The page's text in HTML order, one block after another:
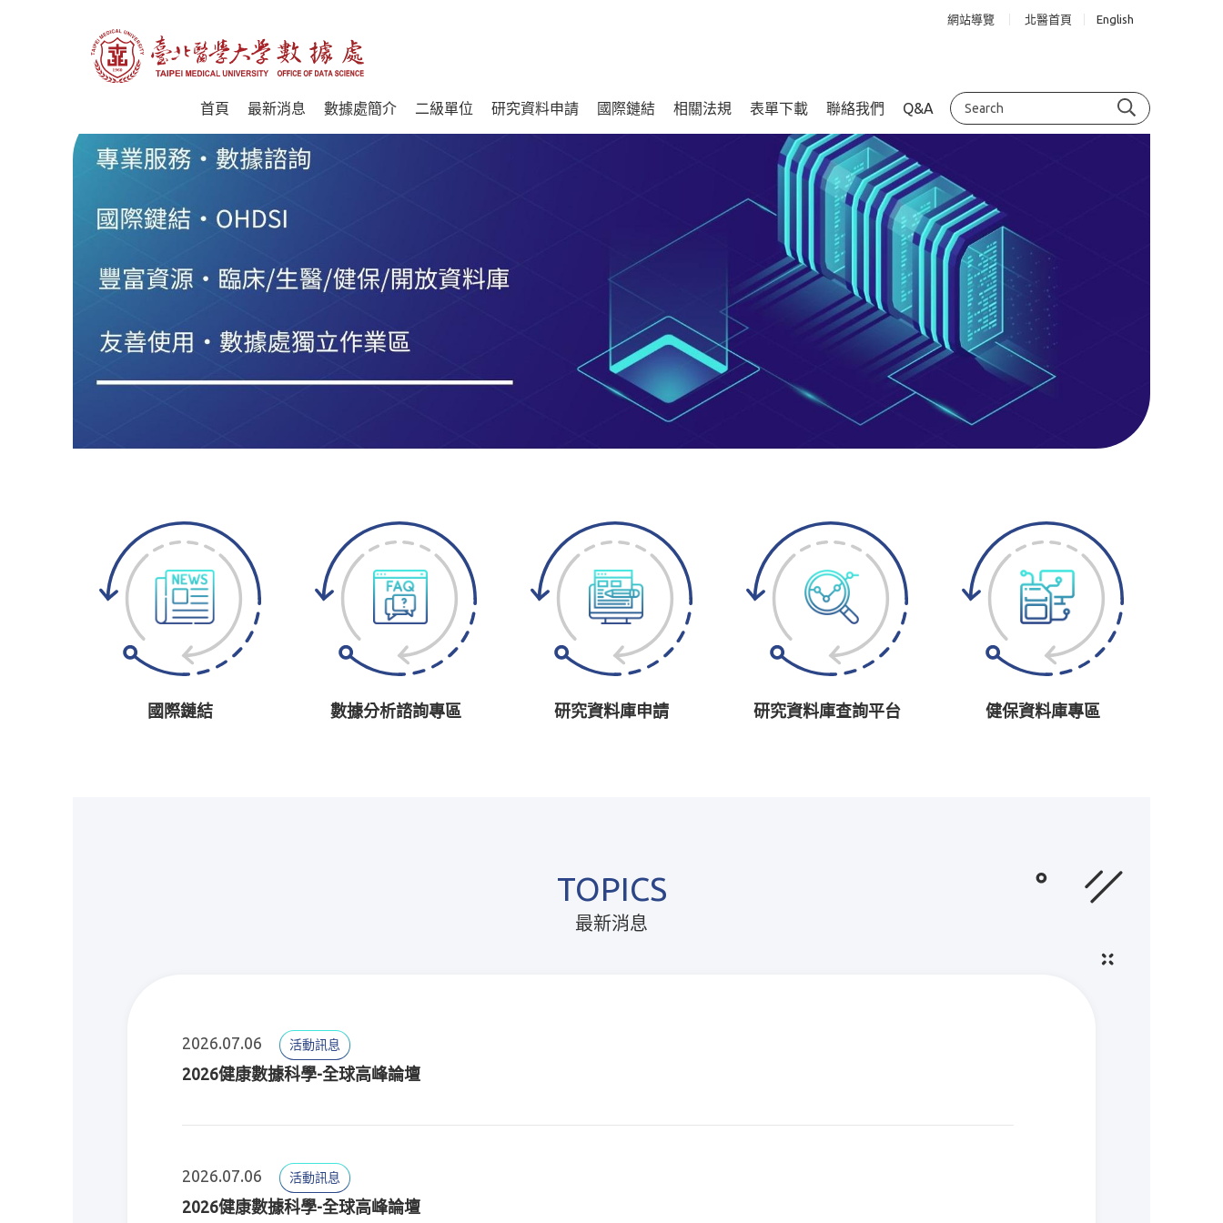
網站導覽 北醫首頁 English
首頁 最新消息 數據處簡介 二級單位 研究資料申請 國際鏈結 相關法規 表單下載 聯絡我們 Q&A
國際鏈結 數據分析諮詢專區 研究資料庫申請 研究資料庫查詢平台 健保資料庫專區
TOPICS
最新消息
2026.07.06 活動訊息
2026健康數據科學-全球高峰論壇
2026.07.06 活動訊息
2026健康數據科學-全球高峰論壇